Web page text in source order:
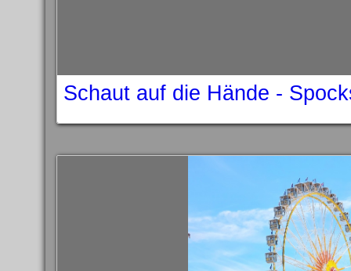
Schaut auf die Hände -